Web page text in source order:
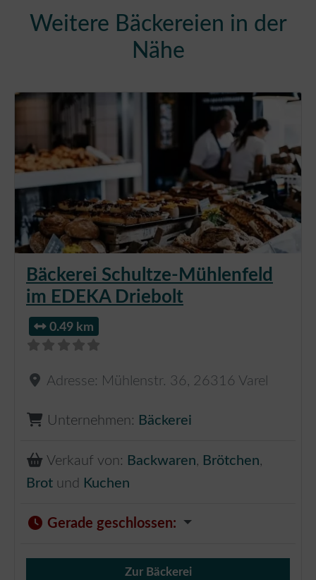
Weitere Bäckereien in der
Nähe
Bäckerei Schultze-Mühlenfeld
im EDEKA Driebolt
0.49 km
Adresse: Mühlenstr. 36 , 26316 Varel
Unternehmen: Bäckerei
Verkauf von: Backwaren, Brötchen,
Brot und Kuchen
Gerade geschlossen:
Zur Bäckerei